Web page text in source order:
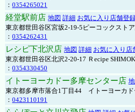
： 0354265021
経堂駅前店 地図 詳細 お気に入り店舗登
東京都世田谷区宮坂2-19-5ピーコックスト
： 0354262431
レシピ下北沢店 地図 詳細 お気に入り店
東京都世田谷区北沢2-20-17 Ｒecipe
： 0354330450
イトーヨーカドー多摩センター店
東京都多摩市落合1丁目44 イトーヨーカ
： 0423110191